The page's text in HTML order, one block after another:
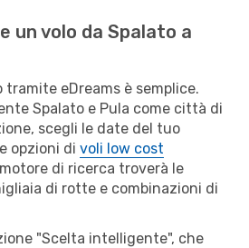
un volo da Spalato a
eDreams è semplice.
Spalato e Pula come città di
scegli le date del tuo
opzioni di voli low cost
di ricerca troverà le
di rotte e combinazioni di
"Scelta intelligente", che